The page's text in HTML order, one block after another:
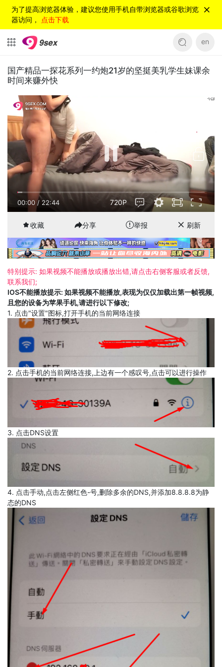
为了提高浏览器体验，建议您使用手机自带浏览器或谷歌浏览
器访问， 点击下载
en
国产精品一探花系列一约炮21岁的坚挺美乳学生妹课余
时间来赚外快
00:00/ 22:44 720P
收藏 分享 举报 刷新
特别提示: 如果视频不能播放或播放出错,请点击右侧客服或者反馈,
联系我们;
IOS不能播放提示: 如果视频不能播放,表现为仅仅加载出第一帧视频,
且您的设备为苹果手机,请进行以下修改;
1. 点击"设置"图标,打开手机的当前网络连接
2. 点击手机的当前网络连接,上边有一个感叹号,点击可以进行操作
3. 点击DNS设置
4. 点击手动,点击左侧红色-号,删除多余的DNS,并添加8.8.8.8为静
态的DNS